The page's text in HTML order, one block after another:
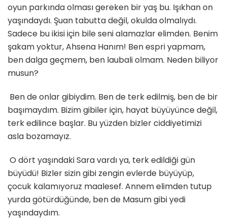
oyun parkında olması gereken bir yaş bu. Işıkhan on
yaşındaydı. Şuan tabutta değil, okulda olmalıydı.
Sadece bu ikisi için bile seni alamazlar elimden. Benim
şakam yoktur, Ahsena Hanım! Ben espri yapmam,
ben dalga geçmem, ben laubali olmam. Neden biliyor
musun?
Ben de onlar gibiydim. Ben de terk edilmiş, ben de bir
başımaydım. Bizim gibiler için, hayat büyüyünce değil,
terk edilince başlar. Bu yüzden bizler ciddiyetimizi
asla bozamayız.
O dört yaşındaki Sara vardı ya, terk edildiği gün
büyüdü! Bizler sizin gibi zengin evlerde büyüyüp,
çocuk kalamıyoruz maalesef. Annem elimden tutup
yurda götürdüğünde, ben de Masum gibi yedi
yaşındaydım.